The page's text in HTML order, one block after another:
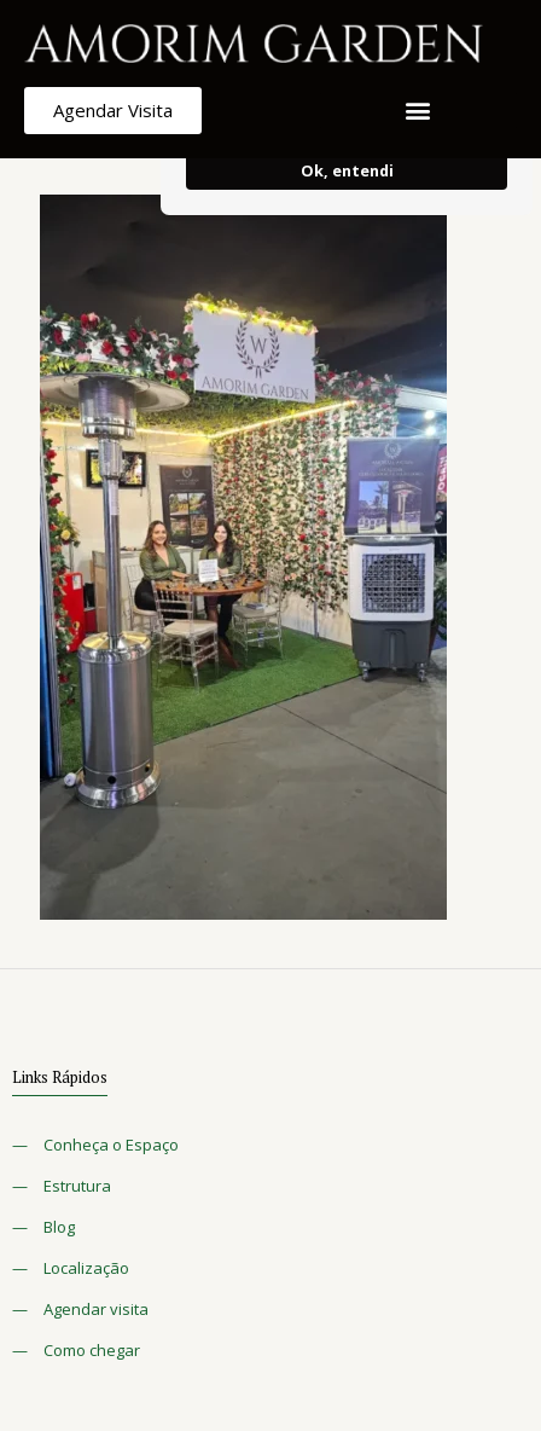
Armazenamos cookies para melhorar e
navegação.
Ao continuar, concorda
Ok, entendi
Agendar Visita
Links Rápidos
—
Conheça o Espaço
—
Estrutura
—
Blog
—
Localização
—
Agendar visita
—
Como chegar